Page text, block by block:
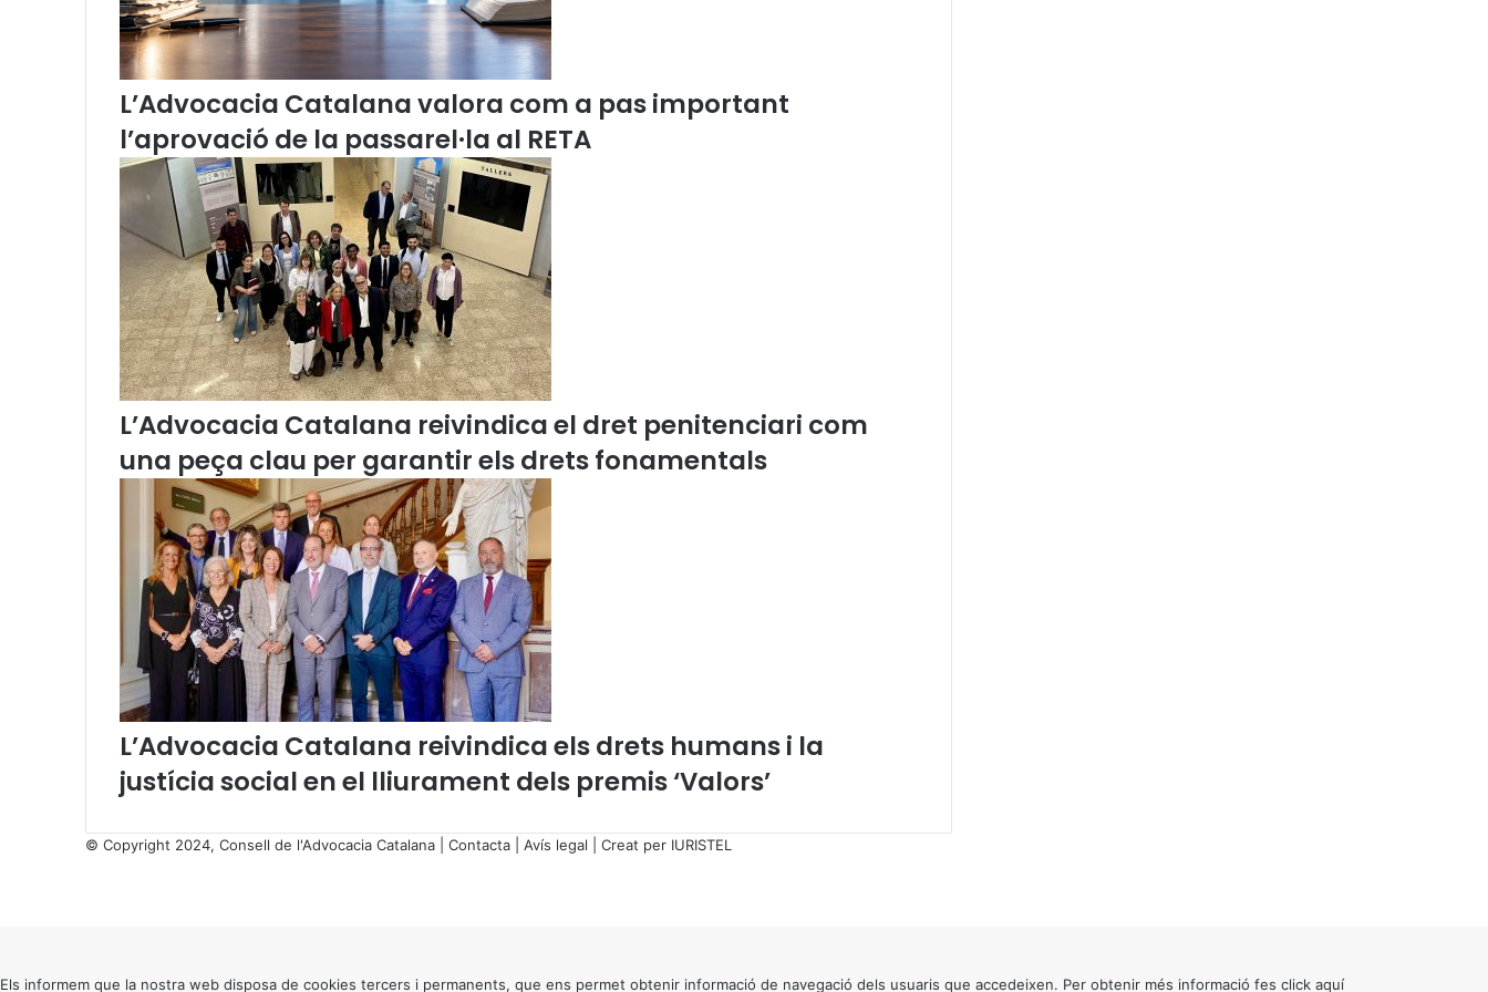
l
a
C
o
m
s
d
e
L
l
e
n
g
u
a
s
b
r
2
0
2
)
d
o
c
d
e
s
a
l
c
e
n
t
r
e
s
p
e
e
n
c
i
a
r
i
p
e
i
a
L’Advocacia Catalana valora com a pas important
l’aprovació de la passarel·la al RETA
L’Advocacia Catalana reivindica el dret penitenciari com
una peça clau per garantir els drets fonamentals
L’Advocacia Catalana reivindica els drets humans i la
justícia social en el lliurament dels premis ‘Valors’
© Copyright 2024, Consell de l'Advocacia Catalana | Contacta Avís legal | Creat per IURISTEL
button
Els informem que la nostra web disposa de cookies tercers i permanents, que ens permet obtenir informació de navegació dels usuaris que accedeixen. Per obtenir més informació fes click aquí